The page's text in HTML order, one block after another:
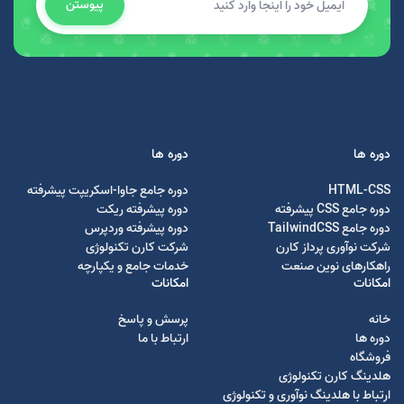
پیوستن
دوره ها
HTML-CSS
دوره جامع CSS پیشرفته
دوره جامع TailwindCSS
شرکت نوآوری پرداز کارن
راهکارهای نوین صنعت
دوره ها
دوره جامع جاوا-اسکریپت پیشرفته
دوره پیشرفته ریکت
دوره پیشرفته وردپرس
شرکت کارن تکنولوژی
خدمات جامع و یکپارچه
امکانات
خانه
دوره ها
فروشگاه
هلدینگ کارن تکنولوژی
ارتباط با هلدینگ نوآوری و تکنولوژی
امکانات
پرسش و پاسخ
ارتباط با ما